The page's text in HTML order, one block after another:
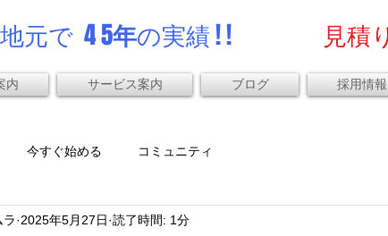
元で 4 5年の実績 ! ! 見積
内 サービス案内 ブログ 採用情報
今すぐ始める コミュニティ
2025年5月27日 読了時間: 1分